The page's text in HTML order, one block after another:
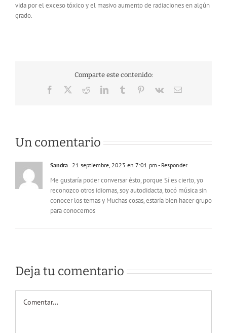
vida por el exceso tóxico y el masivo aumento de radiaciones en algún
grado.
Comparte este contenido:
Facebook RedditLinkedInTumblr Pinterest
Vk
Correo
Un comentario
Sandra 21 septiembre, 2023 en 7:01 pm - Responder
Me gustaría poder conversar ésto, porque Sí es cierto, yo
reconozco otros idiomas, soy autodidacta, tocó música sin
conocer los temas y Muchas cosas, estaría bien hacer grupo
para conocernos
Deja tu comentario